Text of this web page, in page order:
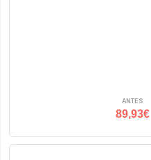
ANTES
89,93€